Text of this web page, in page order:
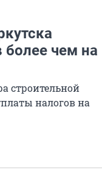
более чем на
строительной
налогов на